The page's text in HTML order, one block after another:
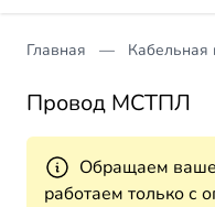
Главная Кабельная
Провод МСТПЛ
Обращаем
работаем только с